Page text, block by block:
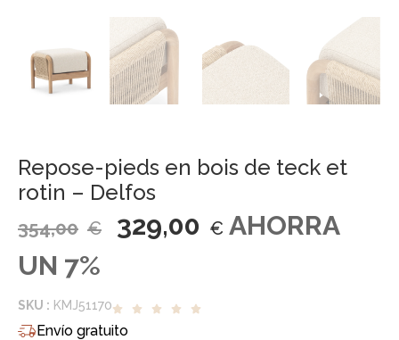
Repose-pieds en bois de teck et
rotin – Delfos
354,00 € 329,00 € AHORRA
UN 7%
SKU : KMJ51170
Envío gratuito